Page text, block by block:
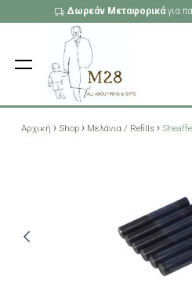
Δωρεάν Μεταφορικάγια
Αρχική › Shop › Μελάνια / Refills ›